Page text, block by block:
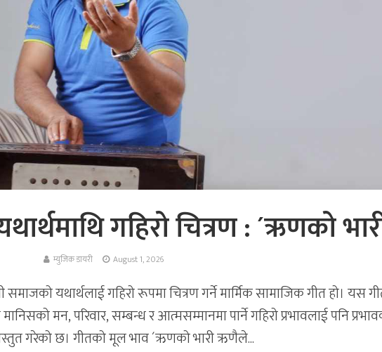
गहिरो चित्रण : ´ऋणको
म्युजिक डायरी August 1, 2026
समाजको यथार्थलाई गहिरो रूपमा चित्रण गर्ने मार्मिक सामाजिक गीत हो। यस
मन, परिवार, सम्बन्ध र आत्मसम्मानमा पार्ने गहिरो प्रभावलाई पनि
गरेको छ। गीतको मूल भाव ´ऋणको भारी ऋणैले...